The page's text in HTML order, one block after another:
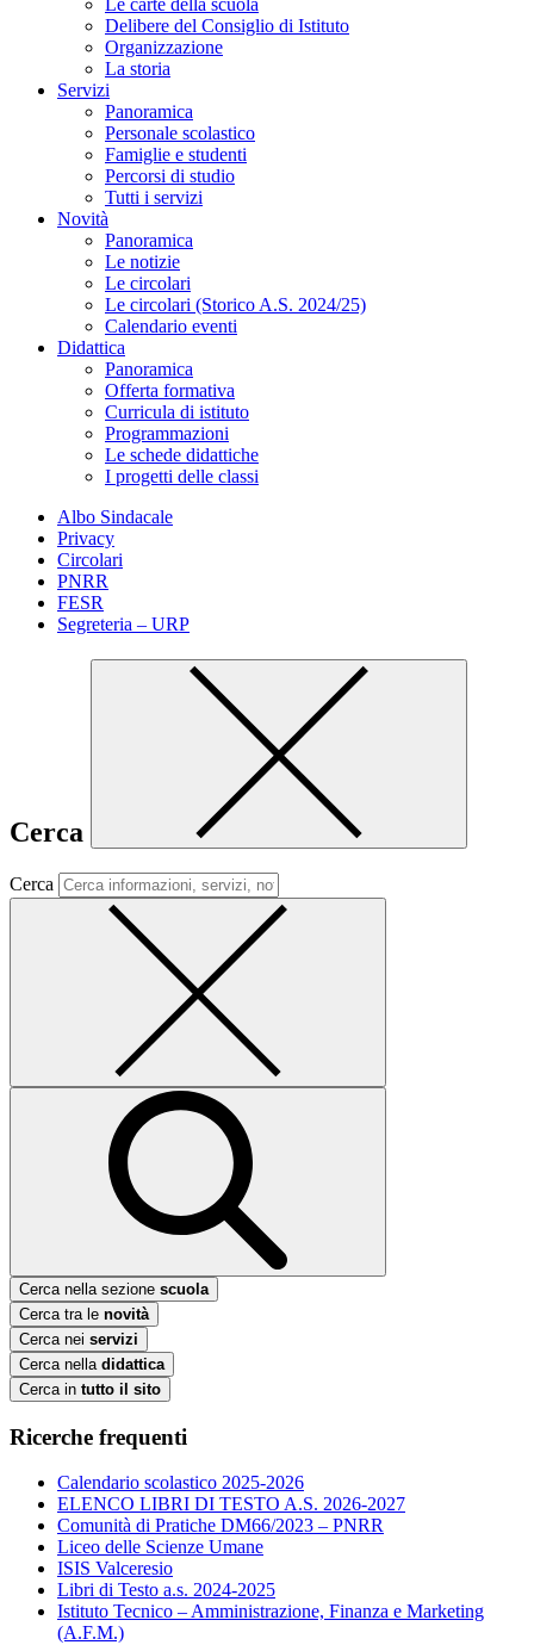
Le carte della scuola
Delibere del Consiglio di Istituto
Organizzazione
La storia
Servizi
Panoramica
Personale scolastico
Famiglie e studenti
Percorsi di studio
Tutti i servizi
Novità
Panoramica
Le notizie
Le circolari
Le circolari (Storico A.S. 2024/25)
Calendario eventi
Didattica
Panoramica
Offerta formativa
Curricula di istituto
Programmazioni
Le schede didattiche
I progetti delle classi
Albo Sindacale
Privacy
Circolari
PNRR
FESR
Segreteria – URP
Cerca
Cerca
Cerca nella sezione scuola
Cerca tra le novità
Cerca nei servizi
Cerca nella didattica
Cerca in tutto il sito
Ricerche frequenti
Calendario scolastico 2025-2026
ELENCO LIBRI DI TESTO A.S. 2026-2027
Comunità di Pratiche DM66/2023 – PNRR
Liceo delle Scienze Umane
ISIS Valceresio
Libri di Testo a.s. 2024-2025
Istituto Tecnico – Amministrazione, Finanza e Marketing
(A.F.M.)